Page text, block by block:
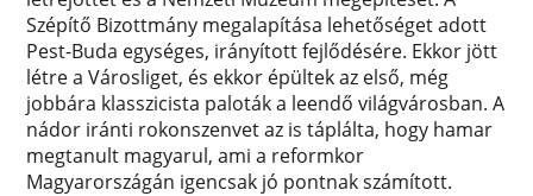
Szépítő Bizottmány megalapítása lehetőséget adott
Pest-Buda egységes, irányított fejlődésére. Ekkor jött
létre a Városliget, és ekkor épültek az első, még
jobbára klasszicista paloták a leendő világvárosban. A
nádor iránti rokonszenvet az is táplálta, hogy hamar
megtanult magyarul, ami a reformkor
Magyarországán igencsak jó pontnak számított.